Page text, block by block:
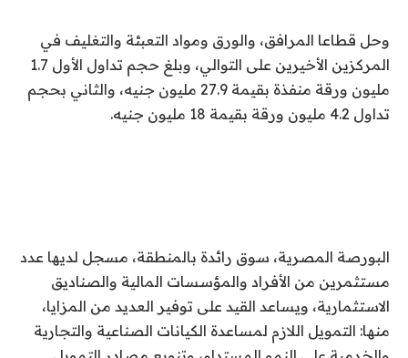
وحل قطاعا المرافق، والورق ومواد التعبئة والتغليف في
المركزين الأخيرين على التوالي، وبلغ حجم تداول الأول 1.7
مليون ورقة منفذة بقيمة 27.9 مليون جنيه، والثاني بحجم
تداول 4.2 مليون ورقة بقيمة 18 مليون جنيه.
البورصة المصرية، سوق رائدة بالمنطقة، مسجل لديها عدد
مستثمرين من الأفراد والمؤسسات المالية والصناديق
الاستثمارية، ويساعد القيد على توفير العديد من المزايا،
منها: التمويل اللازم لمساعدة الكيانات الصناعية والتجارية